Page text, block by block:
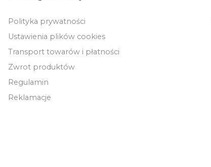
Polityka prywatności
Ustawienia plików cookies
Transport towarów i płatności
Zwrot produktów
Regulamin
Reklamacje